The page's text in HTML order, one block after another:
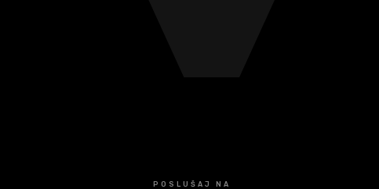
POSLUŠAJ NA